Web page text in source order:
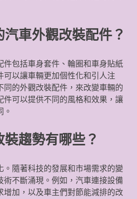
車外觀改裝配件？
件包括車身套件、輪圈和車身貼紙
可以讓車輛更加個性化和引人注
同的外觀改裝配件，來改變車輛的
件可以提供不同的風格和效果，讓
。
趨勢有哪些？
。隨著科技的發展和市場需求的變
術不斷涌現。例如，汽車連接設備
增加，以及車主們對節能減排的改